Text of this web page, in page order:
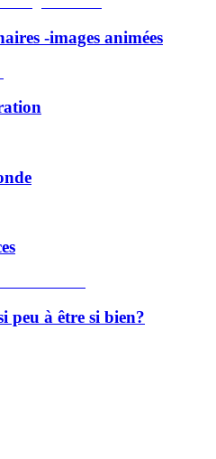
-images animées
peu à être si bien?